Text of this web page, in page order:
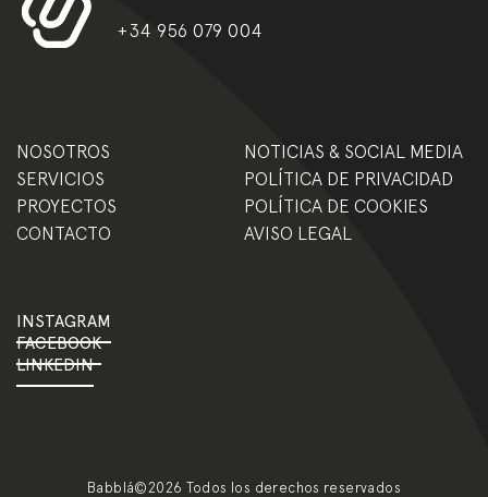
+34 956 079 004
NOSOTROS
NOTICIAS & SOCIAL MEDIA
SERVICIOS
POLÍTICA DE PRIVACIDAD
PROYECTOS
POLÍTICA DE COOKIES
CONTACTO
AVISO LEGAL
INSTAGRAM
FACEBOOK
LINKEDIN
Babblá©2026 Todos los derechos reservados